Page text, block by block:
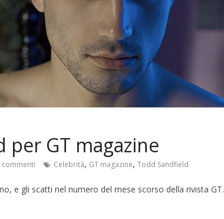
per GT magazine
commenti Celebrità, GT magazine, Todd Sandfield
e gli scatti nel numero del mese scorso della rivista GT.